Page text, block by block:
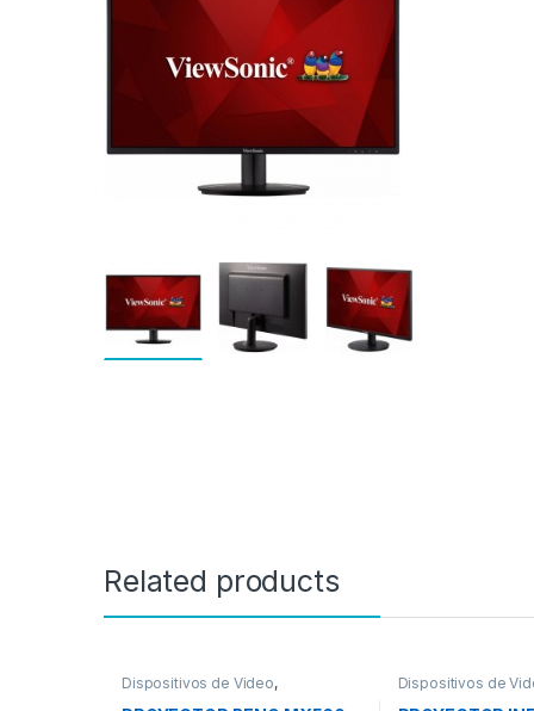
Related products
Dispositivos de Video,
Proyectores
Dispositivos de
Proyectores